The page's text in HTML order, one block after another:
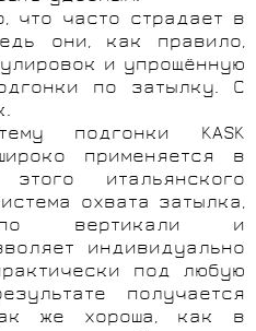
что часто страдает в
они, как правило,
и упрощённую
по затылку. С
подгонки KASK
применяется в
итальянского
охвата затылка,
по вертикали и
индивидуально
под любую
получается
же хороша, как в